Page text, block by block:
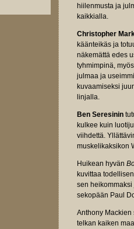
hiilenmusta ja
kaikkialla.
Christopher
käänteikäs ja
näkemättä edes
tyhmimpinä,
julmaa ja
kuvaamiseksi
linjalla.
Ben Seresinin
kulkee kuin
viihdettä.
muskelikaksikon
Huikean hyvän
kuvittaa
sen
sekopään Paul
Anthony
telkan kaiken